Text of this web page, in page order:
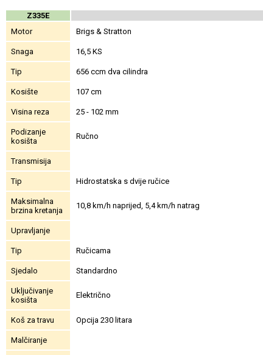
Z335E
Motor
Brigs & Stratton
Snaga 16,5 KS
Tip 656 ccm dva cilindra
Kosište 107 cm
Visina reza 25 - 102 mm
Podizanje
kosišta
Ručno
Transmisija
Tip Hidrostatska s dvije ručice
Maksimalna
brzina kretanja
10,8 km/h naprijed, 5,4 km/h natrag
Upravljanje
Tip Ručicama
Sjedalo Standardno
Uključivanje
kosišta
Električno
Koš za travu Opcija 230 litara
Malčiranje